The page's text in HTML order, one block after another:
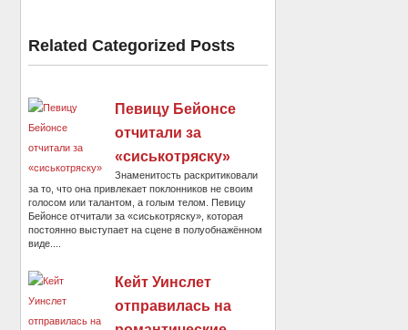
Related Categorized Posts
Певицу Бейонсе
отчитали за
«сиськотряску»
Знаменитость раскритиковали
за то, что она привлекает поклонников не своим
голосом или талантом, а голым телом. Певицу
Бейонсе отчитали за «сиськотряску», которая
постоянно выступает на сцене в полуобнажённом
виде....
Кейт Уинслет
отправилась на